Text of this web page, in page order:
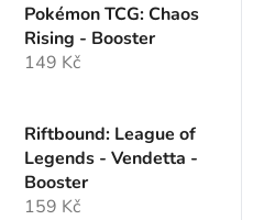
Pokémon TCG: Chaos
Rising - Booster
149 Kč
Riftbound: League of
Legends - Vendetta -
Booster
159 Kč